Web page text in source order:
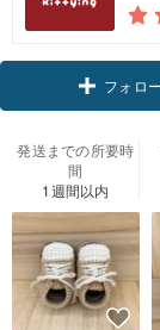
発送までの所要時
間
1週間以内